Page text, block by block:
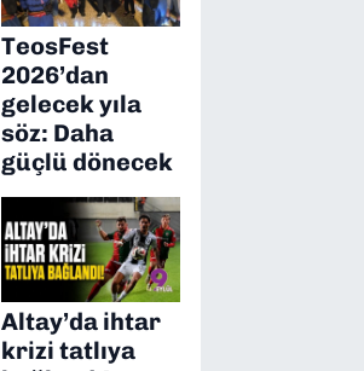
TeosFest
2026’dan
gelecek yıla
söz: Daha
güçlü dönecek
Altay’da ihtar
krizi tatlıya